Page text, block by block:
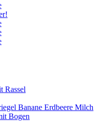
Rassel
Banane Erdbeere Milch
Bogen